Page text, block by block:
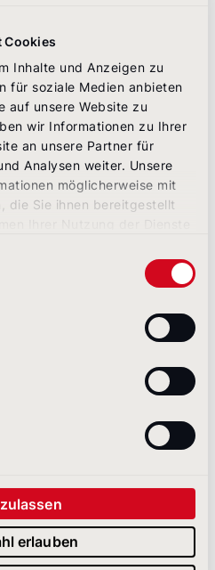
Cookies
Inhalte und Anzeigen zu
für soziale Medien anbieten
auf unsere Website zu
wir Informationen zu Ihrer
an unsere Partner für
Analysen weiter. Unsere
möglicherweise mit
die Sie ihnen bereitgestellt
erlauben
einen Überblick zu
und Kundenreferenzen
Marktthemen."
Manager; Sustainability
Kampagne bringt der DZ